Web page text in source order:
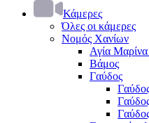
Κάμερες
Όλες οι κάμερες
Νομός Χανίων
Αγία
Βάμος
Γαύδος